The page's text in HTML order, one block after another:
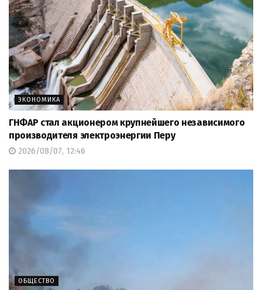
ЭКОНОМИКА
ГНФАР стал акционером крупнейшего независимого
производителя электроэнергии Перу
2026/08/07, 12:46
ОБЩЕСТВО